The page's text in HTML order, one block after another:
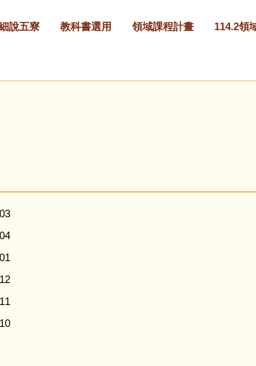
說五寮 教科書選用 領域課程計畫 114.2領